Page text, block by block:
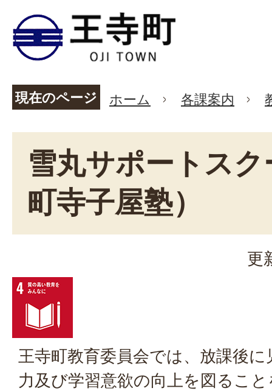
現在のページ ホーム 各課案内
雪丸サポートス
町寺子屋塾）
更
王寺町教育委員会では、放課後
力及び学習意欲の向上を図るこ